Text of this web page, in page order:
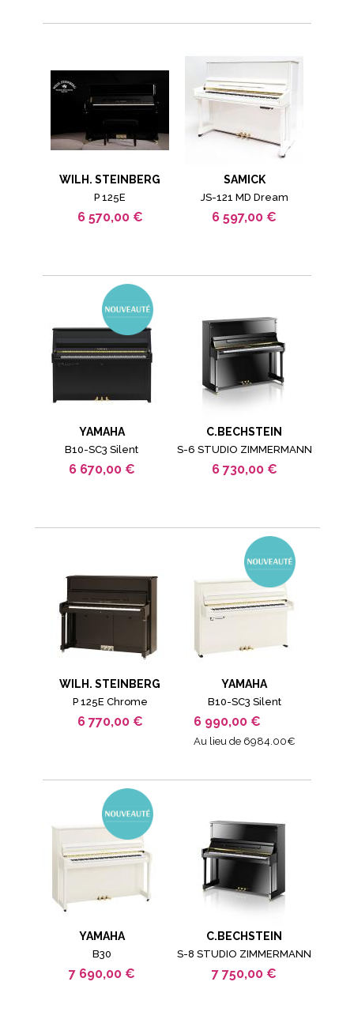
WILH. STEINBERG
P 125E
6 570,00 €
SAMICK
JS-121 MD Dream
6 597,00 €
YAMAHA
B10-SC3 Silent
6 670,00 €
C.BECHSTEIN
S-6 STUDIO ZIMMERMANN
6 730,00 €
WILH. STEINBERG
P 125E Chrome
6 770,00 €
YAMAHA
B10-SC3 Silent
6 990,00 €
Au lieu de 6984.00€
YAMAHA
B30
7 690,00 €
C.BECHSTEIN
S-8 STUDIO ZIMMERMANN
7 750,00 €